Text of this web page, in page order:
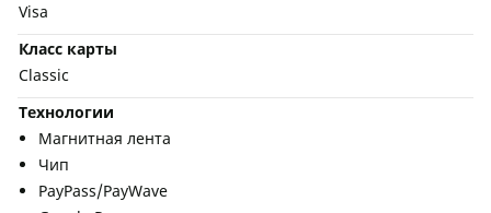
Visa
Класс карты
Classic
Технологии
Магнитная лента
Чип
PayPass/PayWave